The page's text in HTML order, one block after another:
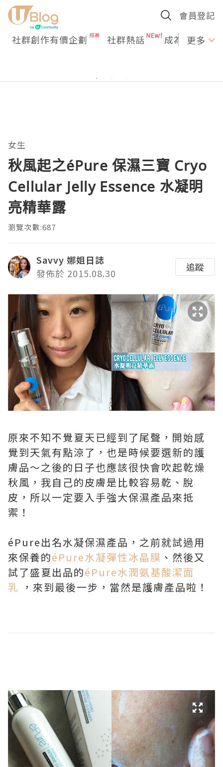
會員登記
社群創作有價企劃 社群熱話 成為U更多
女生
秋風起之éPure 保濕三寶 Cryo
Cellular Jelly Essence 水凝明
亮精華露
瀏覽次數:687
Savvy 娜姐日誌
發佈於 2015.08.30
追蹤
原來不知不覺夏天已經到了尾聲，開始感
覺到天氣有點涼了，也是時候要選新的護
膚品～之後的日子也應該很快會吹起乾燥
秋風，我自己的皮膚是比較容易乾、脫
皮，所以一定要入手強大保濕產品來抵
禦！
éPure出名水凝保濕產品，之前就試過用
來保養的éPure水凝彈性冰晶膜 、然後又
試了盛夏出品的éPure水潤氨基酸潔面
乳 ，來到最後一步，當然是護膚產品啦！